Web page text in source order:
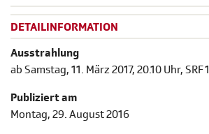
DETAILINFORMATION
Ausstrahlung
ab Samstag, 11. März 2017, 20.10 Uhr, SRF 1
Publiziert am
Montag, 29. August 2016